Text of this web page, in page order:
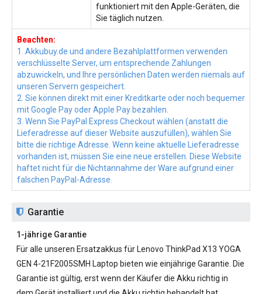
funktioniert mit den Apple-Geräten, die
Sie täglich nutzen.
Beachten:
1. Akkubuy.de und andere Bezahlplattformen verwenden
verschlüsselte Server, um entsprechende Zahlungen
abzuwickeln, und Ihre persönlichen Daten werden niemals auf
unseren Servern gespeichert.
2. Sie können direkt mit einer Kreditkarte oder noch bequemer
mit Google Pay oder Apple Pay bezahlen.
3. Wenn Sie PayPal Express Checkout wählen (anstatt die
Lieferadresse auf dieser Website auszufüllen), wählen Sie
bitte die richtige Adresse. Wenn keine aktuelle Lieferadresse
vorhanden ist, müssen Sie eine neue erstellen. Diese Website
haftet nicht für die Nichtannahme der Ware aufgrund einer
falschen PayPal-Adresse.
Garantie
1-jährige Garantie
Für alle unseren Ersatzakkus für Lenovo ThinkPad X13 YOGA
GEN 4-21F2005SMH Laptop bieten wie einjährige Garantie. Die
Garantie ist gültig, erst wenn der Käufer die Akku richtig in